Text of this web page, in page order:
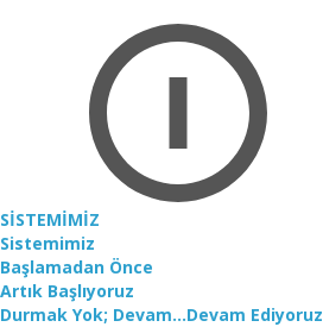
SİSTEMİMİZ
Sistemimiz
Başlamadan Önce
Artık Başlıyoruz
Durmak Yok; Devam...Devam Ediyoruz